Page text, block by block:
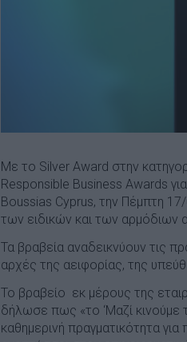
Με το Silver Award στην
Responsible Business Awards
Boussias Cyprus, την Πέμπτη
των ειδικών και των αρμόδιων
Τα βραβεία αναδεικνύουν τις
αρχές της αειφορίας, της
Το βραβείο εκ μέρους της
δήλωσε πως «το ‘Μαζί κινούμε
καθημερινή πραγματικότητα